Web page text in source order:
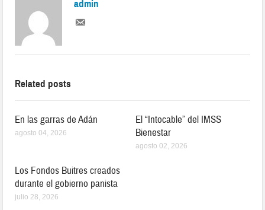
admin
Related posts
En las garras de Adán
agosto 04, 2026
El “Intocable” del IMSS
Bienestar
agosto 02, 2026
Los Fondos Buitres creados
durante el gobierno panista
julio 28, 2026